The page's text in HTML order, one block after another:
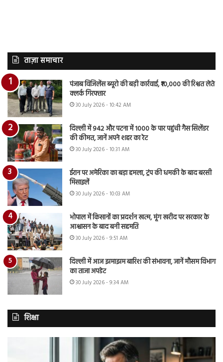
ताज़ा समाचार
पंजाब विजिलेंस ब्यूरो की बड़ी कार्रवाई, ₹10,000 की रिश्वत लेते
क्लर्क गिरफ्तार
30 July 2026 - 10:42 AM
दिल्ली में 942 और पटना में 1000 के पार पहुंची गैस सिलेंडर
की कीमत, जानें अपने शहर का रेट
30 July 2026 - 10:31 AM
ईरान पर अमेरिका का बड़ा हमला, ट्रंप की धमकी के बाद बरसी
मिसाइलें
30 July 2026 - 10:03 AM
भोपाल में किसानों का प्रदर्शन खत्म, मूंग खरीद पर सरकार के
आश्वासन के बाद बनी सहमति
30 July 2026 - 9:51 AM
दिल्ली में आज झमाझम बारिश की संभावना, जानें मौसम विभाग
का ताजा अपडेट
30 July 2026 - 9:34 AM
शिक्षा